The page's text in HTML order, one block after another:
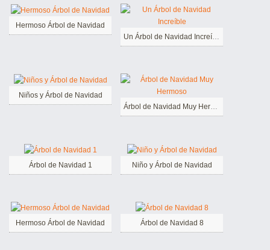
Hermoso Árbol de Navidad
Un Árbol de Navidad Increíble
Niños y Árbol de Navidad
Árbol de Navidad Muy Hermoso
Árbol de Navidad 1 Niño y Árbol de Navidad
Hermoso Árbol de Navidad Árbol de Navidad 8